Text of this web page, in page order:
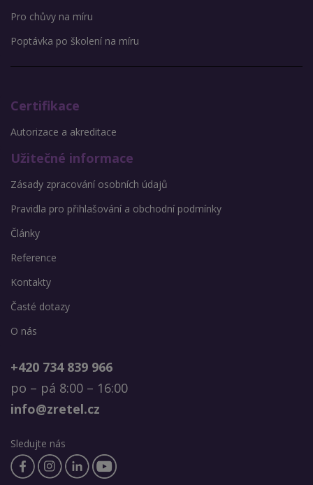
Pro chůvy na míru
Poptávka po školení na míru
Certifikace
Autorizace a akreditace
Užitečné informace
Zásady zpracování osobních údajů
Pravidla pro přihlašování a obchodní podmínky
Články
Reference
Kontakty
Časté dotazy
O nás
+420 734 839 966
po – pá 8:00 – 16:00
info@zretel.cz
Sledujte nás